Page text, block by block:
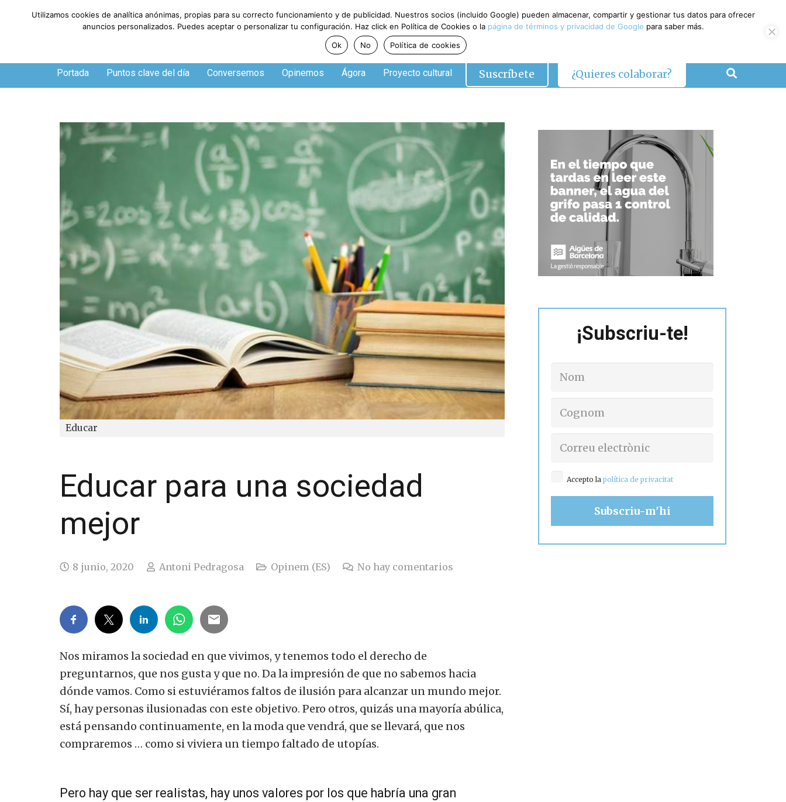
Jueves, 6 de agosto de 2026
Portada Puntos clave del día Conversemos Opinemos Ágora Proyecto cultural Suscríbete ¿Quieres colaborar?
Educar
Educar para una sociedad
mejor
8 junio, 2020 Antoni Pedragosa Opinem (ES) No hay comentarios
Nos miramos la sociedad en que vivimos, y tenemos todo el derecho de
preguntarnos, que nos gusta y que no. Da la impresión de que no sabemos hacia
dónde vamos. Como si estuviéramos faltos de ilusión para alcanzar un mundo mejor.
Sí, hay personas ilusionadas con este objetivo. Pero otros, quizás una mayoría abúlica,
está pensando continuamente, en la moda que vendrá, que se llevará, que nos
compraremos … como si viviera un tiempo faltado de utopías.
Pero hay que ser realistas, hay unos valores por los que habría una gran
¡Subscriu-te!
Accepto lapolítica de privacitat
Utilizamos cookies de analítica anónimas, propias para su correcto funcionamiento y de publicidad. Nuestros socios (incluido Google) pueden almacenar, compartir y gestionar tus datos para ofrecer
anuncios personalizados. Puedes aceptar o personalizar tu configuración. Haz click en Política de Cookies o la página de términos y privacidad de Google para saber más.
Ok
No Política de cookies